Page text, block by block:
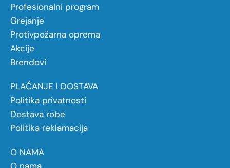
Profesionalni program
Grejanje
Protivpožarna oprema
Akcije
Brendovi
PLAĆANJE I DOSTAVA
Politika privatnosti
Dostava robe
Politika reklamacija
O NAMA